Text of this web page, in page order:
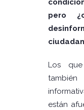
pero
Los
están